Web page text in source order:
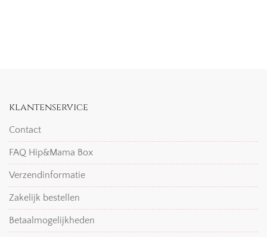
klantenservice
Contact
FAQ Hip&Mama Box
Verzendinformatie
Zakelijk bestellen
Betaalmogelijkheden